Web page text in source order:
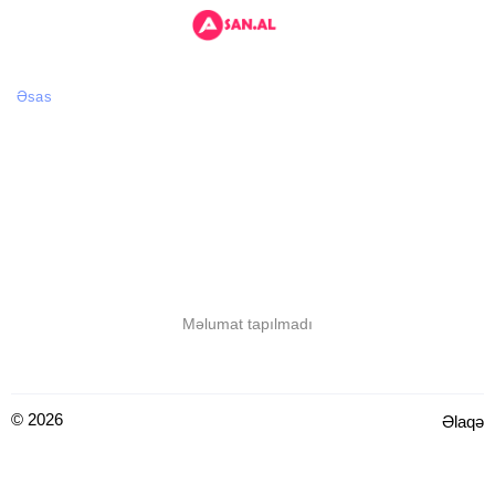
Əsas
Məlumat tapılmadı
© 2026 Əlaqə